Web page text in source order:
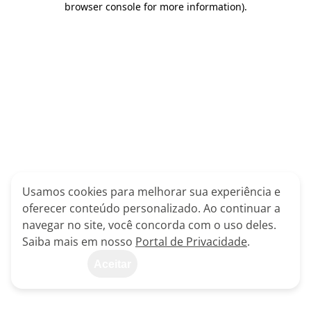
browser console for more information).
Usamos cookies para melhorar sua experiência e
oferecer conteúdo personalizado. Ao continuar a
navegar no site, você concorda com o uso deles.
Saiba mais em nosso Portal de Privacidade.